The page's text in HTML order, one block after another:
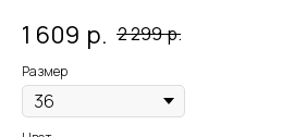
1 609 р. 2 299р.
Размер